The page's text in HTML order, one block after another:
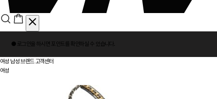
그
인
● 로그인을 하시면 포인트 를 확인하실 수 있습니다.
여성 남성 브랜드 고객센터
여성